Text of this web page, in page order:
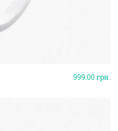
999.00грн.